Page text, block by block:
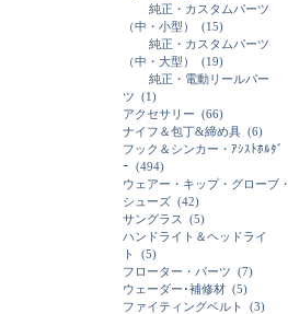
純正・カスタムパーツ
（中・小型）
(15)
純正・カスタムパーツ
（中・大型）
(19)
純正・電動リールパー
ツ (1)
アクセサリー (66)
ナイフ＆包丁&締め具 (6)
フック＆シンカー・ｱｼｽﾄﾎﾙﾀﾞ
ｰ (494)
ウェアー・キップ・グローブ・
シューズ (42)
サングラス
(5)
ハンドライト＆ヘッドライ
ト
(5)
フローター・パーツ (7)
ウェーダー･補修材 (5)
ファイティングベルト
(3)